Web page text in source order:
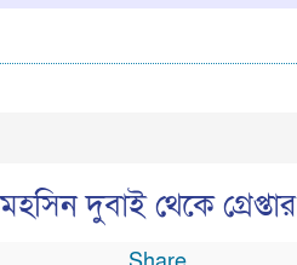
দুবাই থেকে গ্রেপ্তার